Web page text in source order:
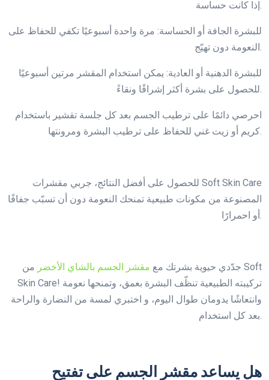
إذا كانت حساسة.
للبشرة الجافة أو الحساسة: مرة واحدة أسبوعيًا تكفي للحفاظ على
النعومة دون تهيّج.
للبشرة الدهنية أو العادية: يمكن استخدام المقشر مرتين أسبوعيًا
للحصول على بشرة أكثر إشراقًا ونقاءً.
احرصي دائمًا على ترطيب الجسم بعد كل جلسة تقشير باستخدام
كريم أو زيت غني للحفاظ على ترطيب البشرة ومرونتها.
للحصول على أفضل النتائج، جربي مقشرات Soft Skin Care
المصنوعة من مكونات طبيعية تمنحك النعومة دون أن تسبّب جفافًا
أو احمرارًا.
جدّدي حيوية بشرتك مع مقشر الجسم بالشاي الأخضر من Soft
Skin Care! تركيبته الطبيعية تنظّف البشرة بعمق، وتمنحها نعومة
وانتعاشًا يدومان طوال اليوم، و اختبري لمسة من النضارة والراحة
بعد كل استخدام.
هل يساعد مقشر الجسم على تفتيح